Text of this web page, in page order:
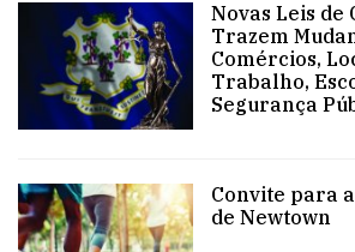
Novas Leis de
Trazem
Comércios,
Trabalho,
Segurança
Convite para
de Newtown